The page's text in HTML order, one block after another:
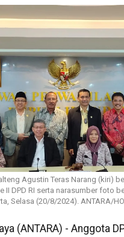
Agustin Teras Narang (kiri)
II DPD RI serta narasumber foto
Selasa (20/8/2024). ANTARA/
(ANTARA) - Anggota